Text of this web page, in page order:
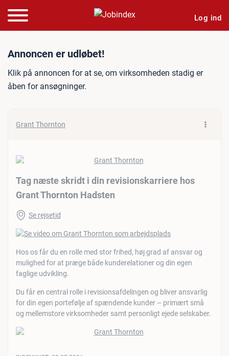
Log ind
Jobannonce: Tag næste
Annoncen er udløbet!
Klik på annoncen for at se, om virksomheden stadig er
åben for ansøgninger.
Grant Thornton
Tag næste skridt i din revisionskarriere hos
Grant Thornton Hadsten
Se rejsetid
Hos os får du en rolle med stor frihed, høj grad af ansvar og
mulighed for at præge både kunderelationer og din egen
faglige udvikling.
Du får en central rolle i revisionsafdelingen og bliver ansvarlig
for din egen portefølje af spændende kunder – primært små
og mellemstore virksomheder samt personligt ejede selskaber.